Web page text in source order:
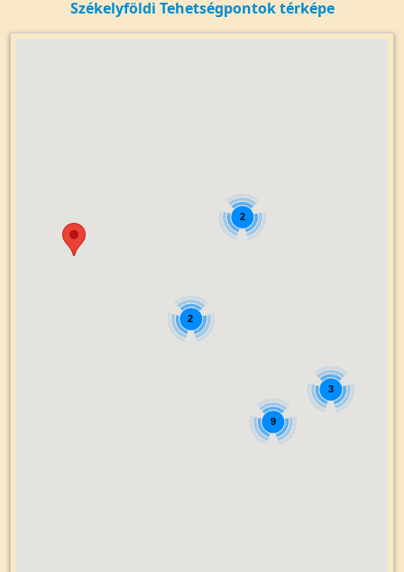
Székelyföldi Tehetségpontok térképe
9
3
2
2